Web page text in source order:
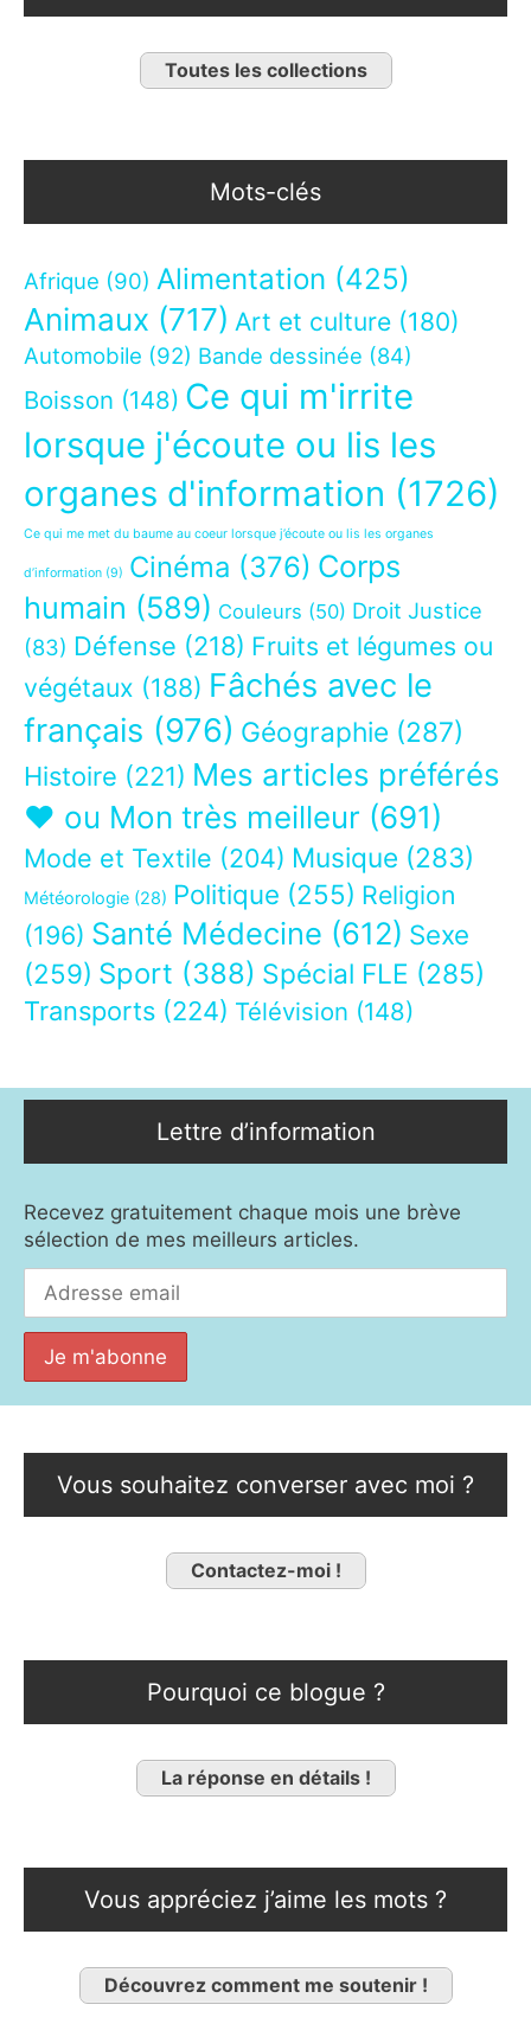
Toutes les collections
Mots-clés
Afrique (90) Alimentation (425)
Animaux (717) Art et culture (180)
Automobile (92) Bande dessinée (84)
Boisson (148) Ce qui m'irrite
lorsque j'écoute ou lis les
organes d'information (1726)
Ce qui me met du baume au coeur lorsque j’écoute ou lis les organes
d’information (9) Cinéma (376) Corps
humain (589) Couleurs (50) Droit Justice
(83) Défense (218) Fruits et légumes ou
végétaux (188) Fâchés avec le
français (976) Géographie (287)
Histoire (221) Mes articles préférés
❤ ou Mon très meilleur (691)
Mode et Textile (204) Musique (283)
Météorologie (28) Politique (255) Religion
(196) Santé Médecine (612) Sexe
(259) Sport (388) Spécial FLE (285)
Transports (224) Télévision (148)
Lettre d’information
Recevez gratuitement chaque mois une brève
sélection de mes meilleurs articles.
Vous souhaitez converser avec moi ?
Contactez-moi !
Pourquoi ce blogue ?
La réponse en détails !
Vous appréciez j’aime les mots ?
Découvrez comment me soutenir !